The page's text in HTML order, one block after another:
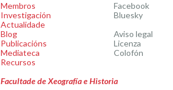
Membros
Investigación
Actualidade
Blog
Publicacións
Mediateca
Recursos
Facebook
Bluesky
Aviso legal
Licenza
Colofón
Facultade de Xeografía e Historia